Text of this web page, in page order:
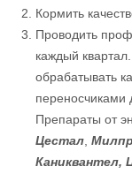
Кормить
Проводить
каждый
обрабатывать
переносчиками
Препараты от
Цестал,
Каниквантел,